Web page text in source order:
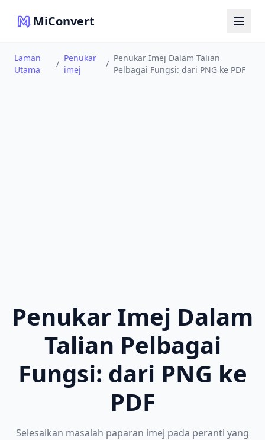
MiConvert
Laman
Utama
/
Penukar
imej
/
Penukar Imej Dalam Talian
Pelbagai Fungsi: dari PNG ke PDF
Penukar Imej Dalam
Talian Pelbagai
Fungsi: dari PNG ke
PDF
Selesaikan masalah paparan imej pada peranti yang